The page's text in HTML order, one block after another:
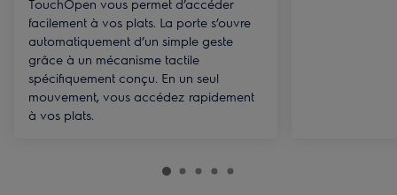
TouchOpen vous permet d’accéder
facilement à vos plats. La porte s’ouvre
automatiquement d’un simple geste
grâce à un mécanisme tactile
spécifiquement conçu. En un seul
mouvement, vous accédez rapidement
à vos plats.